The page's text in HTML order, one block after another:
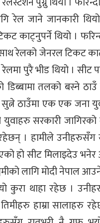
जाने जानकारी थियो
काट्नुपर्ने थियो ।
रेलको जेनरल टिकट
पुरै भीड थियो । सीट
डिब्बामा तलको बस्ने
सुत्ने ठाउँमा एक एक जना
सरकारी जागिरको
। हामीले उनीहरुसँग
हो सीट मिलाइदेउ भनेर
लागि मोदी नेपाल
कुरा थाहा रहेछ ।
हाम्रा सालाहरु